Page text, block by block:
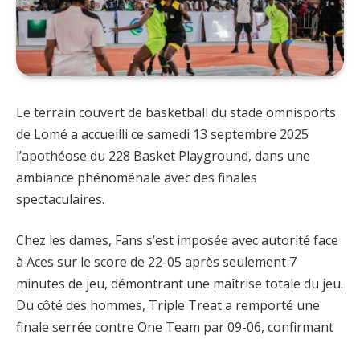
Le terrain couvert de basketball du stade omnisports
de Lomé a accueilli ce samedi 13 septembre 2025
l’apothéose du 228 Basket Playground, dans une
ambiance phénoménale avec des finales
spectaculaires.
Chez les dames, Fans s’est imposée avec autorité face
à Aces sur le score de 22-05 après seulement 7
minutes de jeu, démontrant une maîtrise totale du jeu.
Du côté des hommes, Triple Treat a remporté une
finale serrée contre One Team par 09-06, confirmant